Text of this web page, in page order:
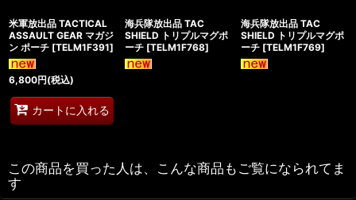
米軍放出品 TACTICAL
ASSAULT GEAR マガジ
ン ポーチ [TELM1F391]
6,800円(税込)
カートに入れる
海兵隊放出品 TAC
SHIELD トリプルマグポ
ーチ [TELM1F768]
海兵隊放出品 TAC
SHIELD トリプルマグポ
ーチ [TELM1F769]
この商品を買った人は、こんな商品もご覧になられてま
す